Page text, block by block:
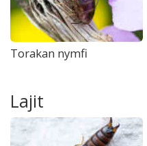
Torakan nymfi
Lajit